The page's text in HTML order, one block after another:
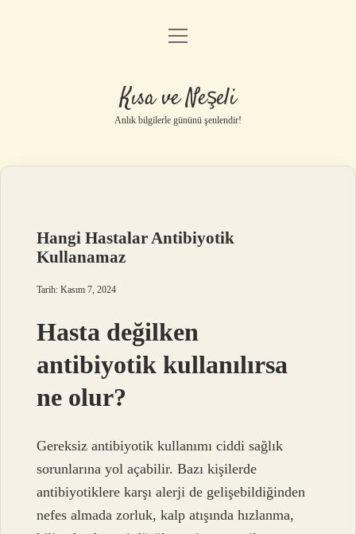
Anasayfa
Yasal Uyarı
menüyü
Kısa ve Neşeli
Anlık bilgilerle gününü şenlendir!
Hangi Hastalar Antibiyotik
Kullanamaz
Tarih: Kasım 7, 2024
Hasta değilken
antibiyotik kullanılırsa
ne olur?
Gereksiz antibiyotik kullanımı ciddi sağlık
sorunlarına yol açabilir. Bazı kişilerde
antibiyotiklere karşı alerji de gelişebildiğinden
nefes almada zorluk, kalp atışında hızlanma,